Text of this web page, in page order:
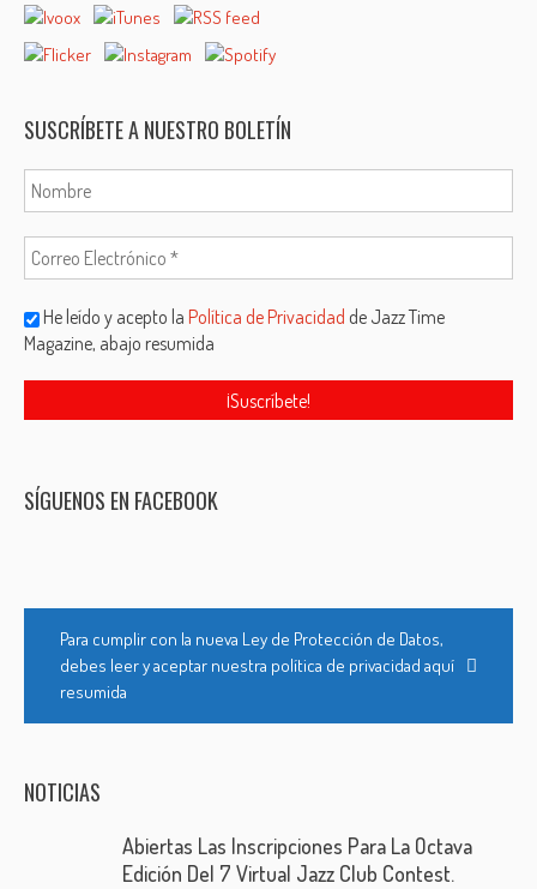
SUSCRÍBETE A NUESTRO BOLETÍN
He leído y acepto laPolítica de Privacidad de Jazz Time
Magazine, abajo resumida
SÍGUENOS EN FACEBOOK
Para cumplir con la nueva Ley de Protección de Datos,
debes leer y aceptar nuestra política de privacidad aquí
resumida
NOTICIAS
Abiertas Las Inscripciones Para La Octava
Edición Del 7 Virtual Jazz Club Contest.